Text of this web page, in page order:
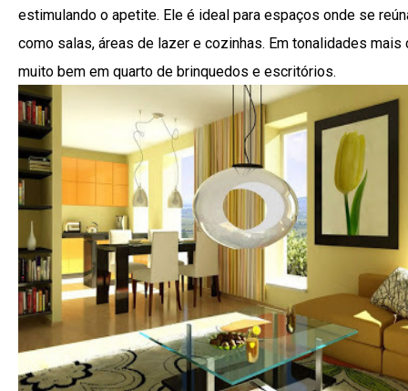
estimulando o apetite. Ele é ideal para espaços onde se
como salas, áreas de lazer e cozinhas. Em tonalidades mais
muito bem em quarto de brinquedos e escritórios.